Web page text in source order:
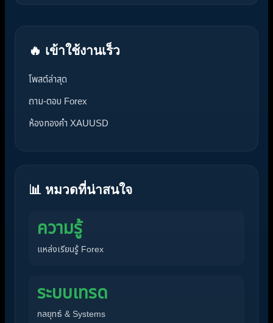
🔥 เข้าใช้งานเร็ว
โพสต์ล่าสุด
ถาม-ตอบ Forex
ห้องทองคำ XAUUSD
📊 หมวดที่น่าสนใจ
ความรู้
แหล่งเรียนรู้ Forex
ระบบเทรด
กลยุทธ์ & Systems